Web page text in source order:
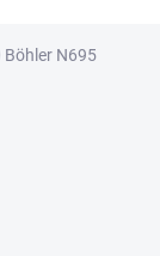
N695